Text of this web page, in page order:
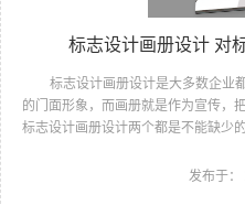
标志设计画册设计 对
标志设计画册设计是大多数企业都
的门面形象，而画册就是作为宣传，
标志设计画册设计两个都是不能缺
其它任何艺术设计都要大得多。因此
发布于：